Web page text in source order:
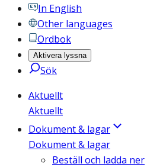
In English
Other languages
Ordbok
Aktivera lyssna
Sök
Aktuellt
Aktuellt
Dokument & lagar
Dokument & lagar
Beställ och ladda ner